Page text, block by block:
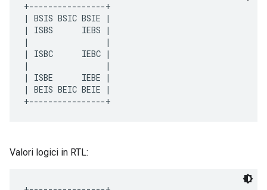
+----------------+
| BSIS BSIC BSIE |
| ISBS      IEBS |
|                |
| ISBC      IEBC |
|                |
| ISBE      IEBE |
| BEIS BEIC BEIE |
+----------------+
Valori logici in RTL: